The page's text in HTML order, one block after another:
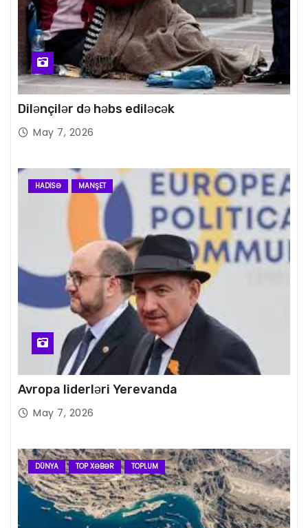
Dilənçilər də həbs ediləcək
May 7, 2026
HADISƏ MANŞET
Avropa liderləri Yerevanda
May 7, 2026
DÜNYA TOP XƏBƏR TOPLUM